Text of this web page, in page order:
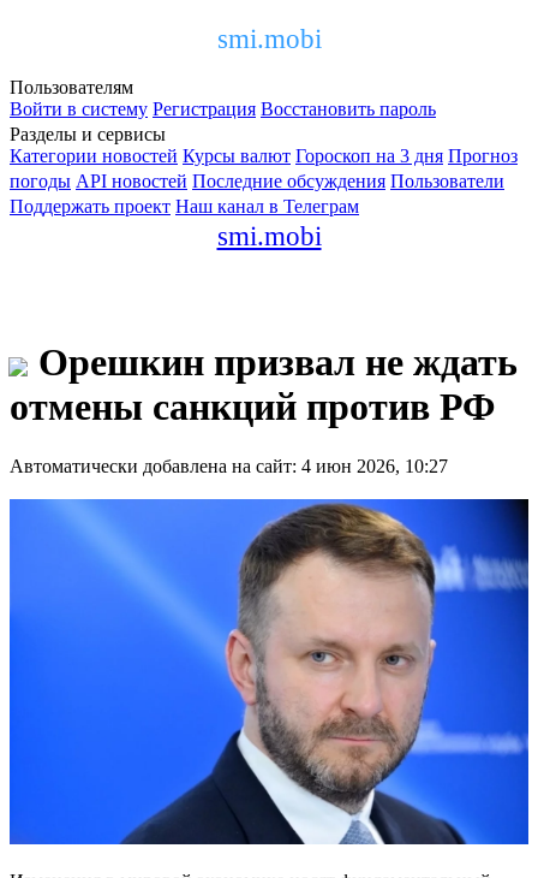
smi.mobi
Пользователям
Войти в систему Регистрация Восстановить пароль
Разделы и сервисы
Категории новостей Курсы валют Гороскоп на 3 дня Прогноз
погоды API новостей Последние обсуждения Пользователи
Поддержать проект Наш канал в Телеграм
smi.mobi
Орешкин призвал не ждать
отмены санкций против РФ
Автоматически добавлена на сайт: 4 июн 2026, 10:27